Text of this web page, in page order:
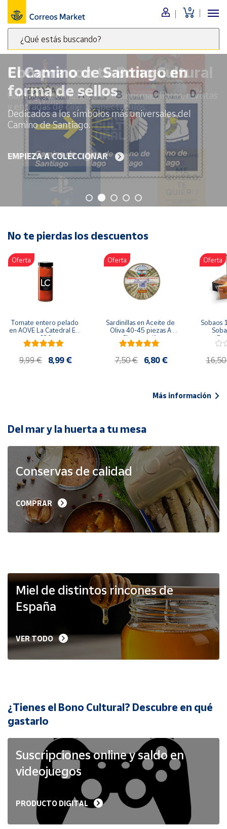
0
¿Qué estás buscando?
Escribe
palabras
clave
para
buscar
productos
en
Correos
Market
Menú
Nuestro
catálogo
Alimentación
Bebidas
Ocio y cultura
Juguetes y
juegos
Libros y
revistas
Tienda de
Artesanía
Oficina y
Papelería
Para Canarias,
Ceuta y Melilla
populares
Bono
Cultural
de Correos
Market
Productos
Solidarios
Ayuda
Vendedores
Mapa de
Hazte
vendedor
Cuenta
Ubicación
Península
Baleares
El Camino de Santiago en
forma de sellos
Dedicados a los símbolos más universales del
Camino de Santiago.
EMPIEZA A COLECCIONAR
No te pierdas los descuentos
Oferta
Tomate entero pelado
en AOVE La Catedral ER-
630
9,99 € 8,99 €
Oferta
Sardinillas en Aceite de
Oliva 40-45 piezas A
Churrusquiña
7,50 € 6,80 €
Oferta
Sobaos
Más información
Del mar y la huerta a tu mesa
Conservas de calidad
COMPRAR
Miel de distintos rincones de
España
VER TODO
¿Tienes el Bono Cultural? Descubre en qué
gastarlo
Suscripciones online y saldo en
videojuegos
PRODUCTO DIGITAL